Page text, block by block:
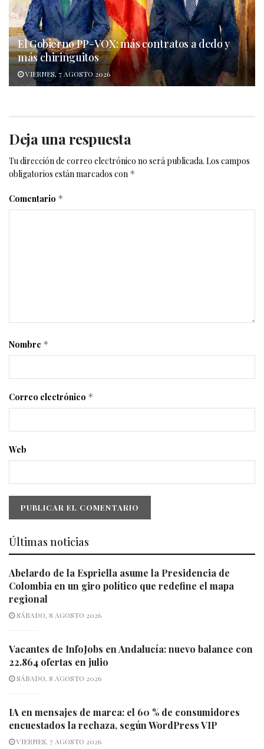
El Gobierno PP-VOX: más contratos a dedo y
más chiringuitos
VIERNES, 7 AGOSTO 2026
Deja una respuesta
Tu dirección de correo electrónico no será publicada. Los campos
obligatorios están marcados con *
Comentario *
Nombre *
Correo electrónico *
Web
Últimas noticias
Abelardo de la Espriella asume la Presidencia de
Colombia en un giro político que redefine el mapa
regional
SÁBADO, 8 AGOSTO 2026
Vacantes de InfoJobs en Andalucía: nuevo balance con
22.864 ofertas en julio
SÁBADO, 8 AGOSTO 2026
IA en mensajes de marca: el 60 % de consumidores
encuestados la rechaza, según WordPress VIP
VIERNES, 7 AGOSTO 2026